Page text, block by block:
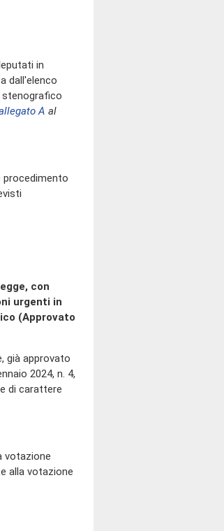
in
dall'elenco
A al
procedimento
con
urgenti in
(Approvato
già approvato
2024, n. 4,
di carattere
votazione
alla votazione